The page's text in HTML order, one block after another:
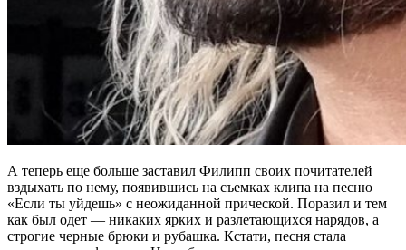
А теперь еще больше заставил Филипп своих почитателей
вздыхать по нему, появившись на съемках клипа на песню
«Если ты уйдешь» с неожиданной прической. Поразил и тем
как был одет — никаких ярких и разлетающихся нарядов, а
строгие черные брюки и рубашка. Кстати, песня стала